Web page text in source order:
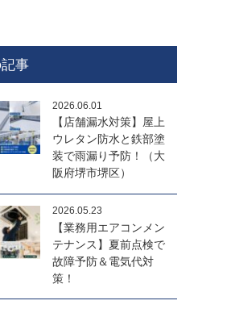
事
2026.06.01
【店舗漏水対策】屋上
ウレタン防水と鉄部塗
装で雨漏り予防！（大
阪府堺市堺区）
2026.05.23
【業務用エアコンメン
テナンス】夏前点検で
故障予防＆電気代対
策！